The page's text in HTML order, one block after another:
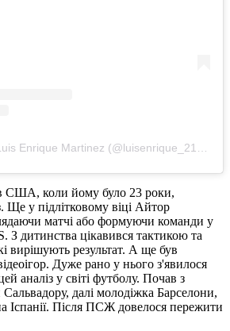
США, коли йому було 23 роки,
Ще у підлітковому віці Айтор
матчі або формуючи команди у
З дитинства цікавився тактикою та
вирішують результат. А ще був
Дуже рано у нього з'явилося
аналіз у світі футболу. Почав з
далі молодіжка Барселони,
Іспанії. Після ПСЖ довелося пережити